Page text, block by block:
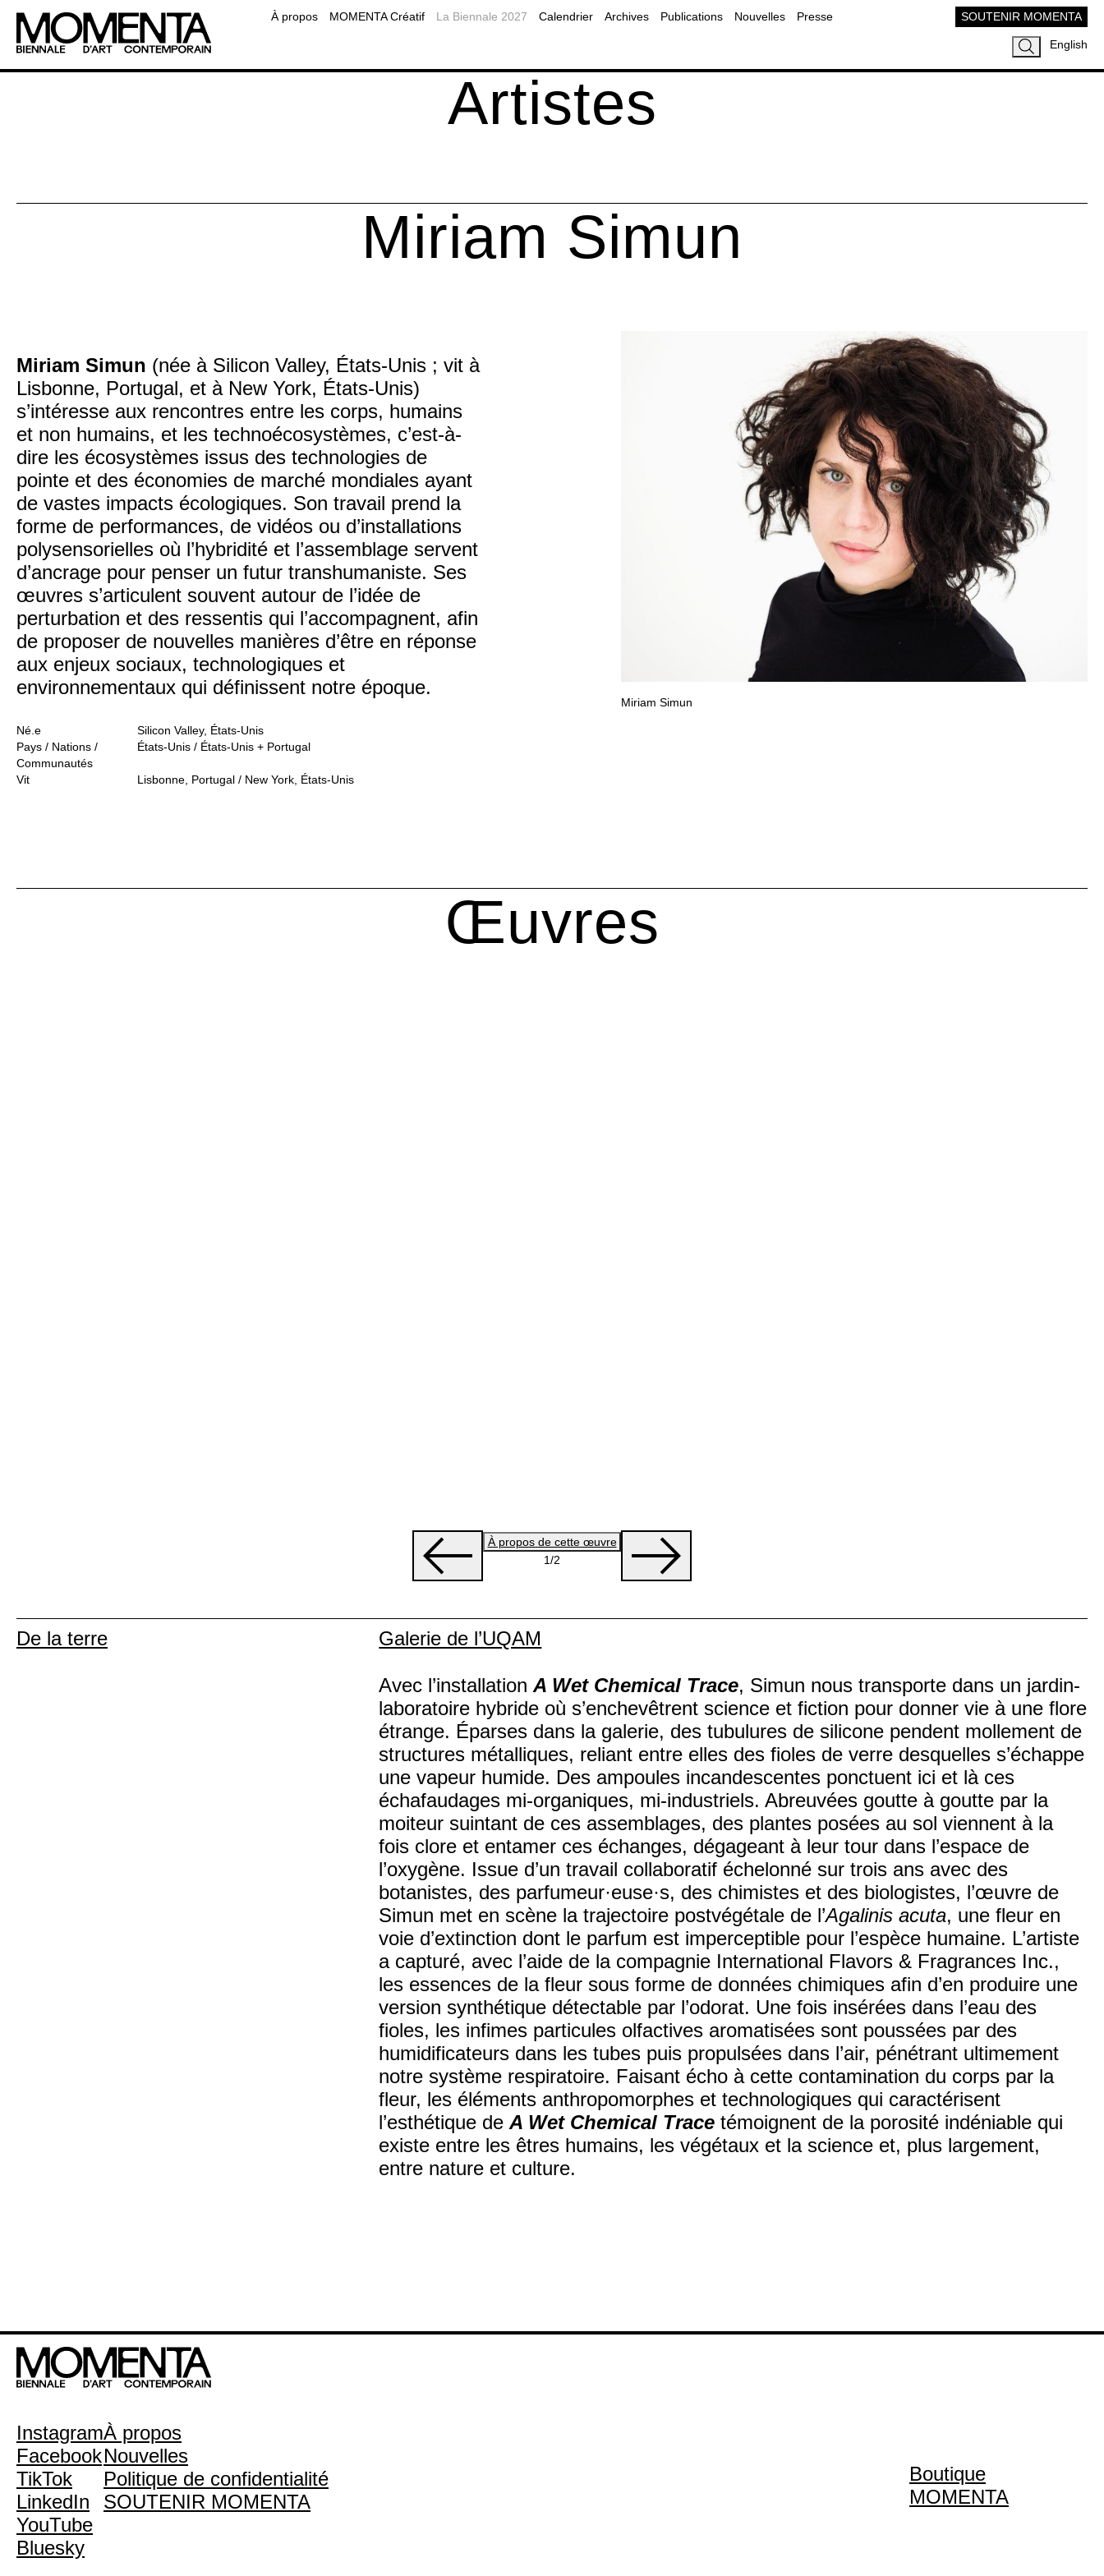
À propos
Contact
MOMENTA Créatif
2017
La Biennale 2027
Accessibilité
Calendrier Archives
Programmes publicsPublications Nouvelles Presse SOUTENIR MOMENTA
English
Artistes
Miriam Simun
Miriam Simun (née à Silicon Valley, États-Unis ; vit à
Lisbonne, Portugal, et à New York, États-Unis)
s’intéresse aux rencontres entre les corps, humains
et non humains, et les technoécosystèmes, c’est-à-
dire les écosystèmes issus des technologies de
pointe et des économies de marché mondiales ayant
de vastes impacts écologiques. Son travail prend la
forme de performances, de vidéos ou d’installations
polysensorielles où l’hybridité et l’assemblage servent
d’ancrage pour penser un futur transhumaniste. Ses
œuvres s’articulent souvent autour de l’idée de
perturbation et des ressentis qui l’accompagnent, afin
de proposer de nouvelles manières d’être en réponse
aux enjeux sociaux, technologiques et
environnementaux qui définissent notre époque.
Né.e
Silicon Valley, États-Unis
Pays / Nations /
Communautés
États-Unis / États-Unis + Portugal
Vit Lisbonne, Portugal / New York, États-Unis
Miriam Simun
Œuvres
À propos de cette œuvre
1/2
De la terre Galerie de l’UQAM
Avec l’installationA Wet Chemical Trace, Simun nous transporte dans un jardin-
laboratoire hybride où s’enchevêtrent science et fiction pour donner vie à une flore
étrange. Éparses dans la galerie, des tubulures de silicone pendent mollement de
structures métalliques, reliant entre elles des fioles de verre desquelles s’échappe
une vapeur humide. Des ampoules incandescentes ponctuent ici et là ces
échafaudages mi-organiques, mi-industriels. Abreuvées goutte à goutte par la
moiteur suintant de ces assemblages, des plantes posées au sol viennent à la
fois clore et entamer ces échanges, dégageant à leur tour dans l’espace de
l’oxygène. Issue d’un travail collaboratif échelonné sur trois ans avec des
botanistes, des parfumeur·euse·s, des chimistes et des biologistes, l’œuvre de
Simun met en scène la trajectoire postvégétale de l’Agalinis acuta, une fleur en
voie d’extinction dont le parfum est imperceptible pour l’espèce humaine. L’artiste
a capturé, avec l’aide de la compagnie International Flavors & Fragrances Inc.,
les essences de la fleur sous forme de données chimiques afin d’en produire une
version synthétique détectable par l’odorat. Une fois insérées dans l’eau des
fioles, les infimes particules olfactives aromatisées sont poussées par des
humidificateurs dans les tubes puis propulsées dans l’air, pénétrant ultimement
notre système respiratoire. Faisant écho à cette contamination du corps par la
fleur, les éléments anthropomorphes et technologiques qui caractérisent
l’esthétique deA Wet Chemical Trace témoignent de la porosité indéniable qui
existe entre les êtres humains, les végétaux et la science et, plus largement,
entre nature et culture.
Instagram
Facebook
TikTok
LinkedIn
YouTube
Bluesky
À propos
Nouvelles
Politique de confidentialité
SOUTENIR MOMENTA
Boutique
MOMENTA